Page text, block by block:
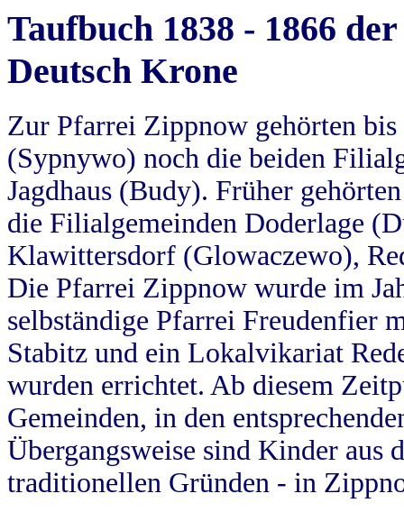
Taufbuch 1838 - 1866
Deutsch Krone
Zur Pfarrei Zippnow gehörten
(Sypnywo) noch die beiden
Jagdhaus (Budy). Früher
die Filialgemeinden Doderlage
Klawittersdorf (Glowaczewo),
Die Pfarrei Zippnow wurde im
selbständige Pfarrei Freudenfier
Stabitz und ein Lokalvikariat
wurden errichtet. Ab diesem
Gemeinden, in den
Übergangsweise sind Kinder aus
traditionellen Gründen - in